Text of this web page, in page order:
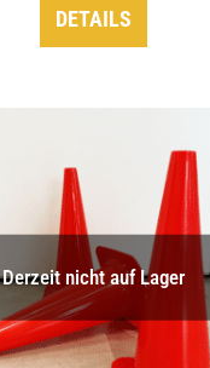
DETAILS
Derzeit nicht auf Lager